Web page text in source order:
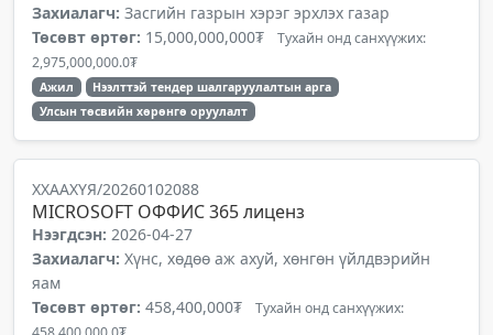
Захиалагч: Засгийн газрын хэрэг эрхлэх газар
Төсөвт өртөг: 15,000,000,000₮ Тухайн онд санхүүжих:
2,975,000,000.0₮
Ажил
Нээлттэй тендер шалгаруулалтын арга
Улсын төсвийн хөрөнгө оруулалт
ХХААХҮЯ/20260102088
MICROSOFT ОФФИС 365 лиценз
Нээгдсэн: 2026-04-27
Захиалагч: Хүнс, хөдөө аж ахуй, хөнгөн үйлдвэрийн
яам
Төсөвт өртөг: 458,400,000₮ Тухайн онд санхүүжих: